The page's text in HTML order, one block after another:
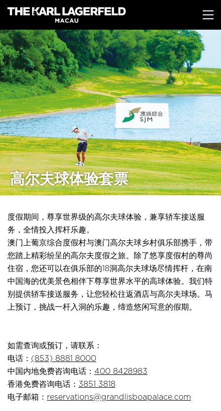
跳
转
到
主
要
内
容
高尔夫球体验套票
度假期间，尊享世界级的高尔夫球体验，兼享轿车接送服
务，全情投入挥杆乐趣。
澳门上葡京综合度假村与澳门高尔夫球乡村俱乐部携手，带
您踏上精彩纷呈的高尔夫度假之旅。除了悠享度假村的尊尚
住宿，您还可以在俱乐部的18洞高尔夫球场尽情挥杆，在南
中国海的优美景色相伴下尊享世界水平的高球体验。我们特
别提供轿车接送服务，让您轻松往返酒店与高尔夫球场。马
上预订，挑战一杆入洞的乐趣，缔造悠闲写意的假期。
如需查询或预订，请联系：
电话： (853) 8881 8000
中国内地免费咨询电话： 400 8428983
香港免费咨询电话： 3851 3818
电子邮箱： reservations@grandlisboapalace.com